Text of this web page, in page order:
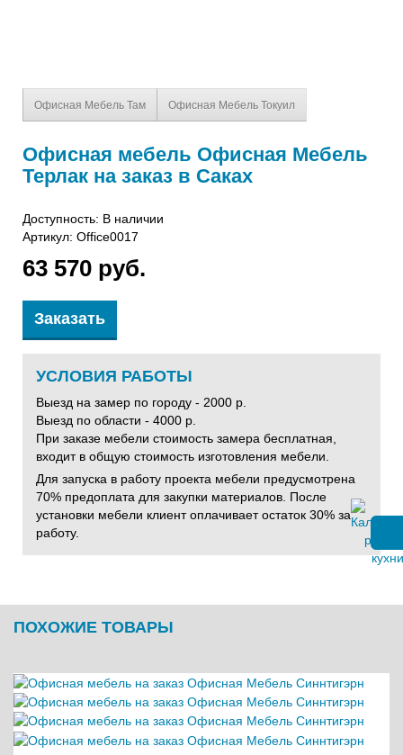
Офисная Мебель Там Офисная Мебель Токуил
Офисная мебель Офисная Мебель
Терлак на заказ в Саках
Доступность: В наличии
Артикул: Office0017
63 570 руб.
Заказать
УСЛОВИЯ РАБОТЫ
Выезд на замер по городу - 2000 р.
Выезд по области - 4000 р.
При заказе мебели стоимость замера бесплатная,
входит в общую стоимость изготовления мебели.
Для запуска в работу проекта мебели предусмотрена
70% предоплата для закупки материалов. После
установки мебели клиент оплачивает остаток 30% за
работу.
ПОХОЖИЕ ТОВАРЫ